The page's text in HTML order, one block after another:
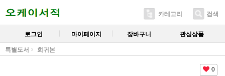
카테고리 검색
로그인 마이페이지 장바구니 관심상품
특별도서 희귀본
0